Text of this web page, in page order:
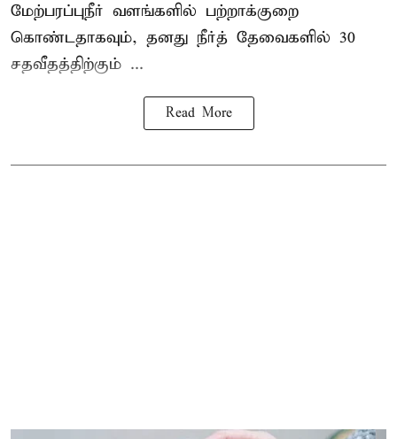
மேற்பரப்புநீர் வளங்களில் பற்றாக்குறை
கொண்டதாகவும், தனது நீர்த் தேவைகளில் 30
சதவீதத்திற்கும் ...
Read More